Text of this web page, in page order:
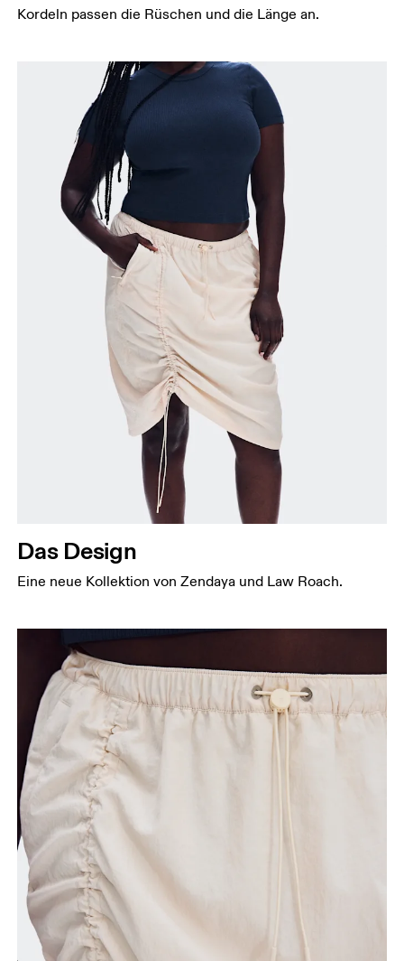
Kordeln passen die Rüschen und die Länge an.
Das Design
Eine neue Kollektion von Zendaya und Law Roach.